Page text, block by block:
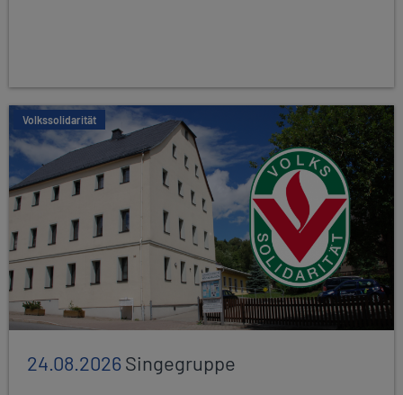
Volkssolidarität
24.08.2026Singegruppe